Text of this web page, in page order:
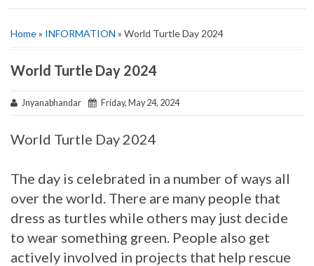
Home» INFORMATION » World Turtle Day 2024
World Turtle Day 2024
Jnyanabhandar Friday, May 24, 2024
World Turtle Day 2024
The day is celebrated in a number of ways all
over the world. There are many people that
dress as turtles while others may just decide
to wear something green. People also get
actively involved in projects that help rescue